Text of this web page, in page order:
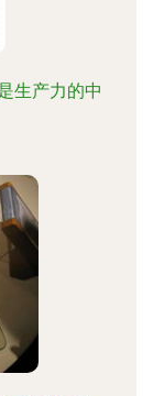
生产力的中